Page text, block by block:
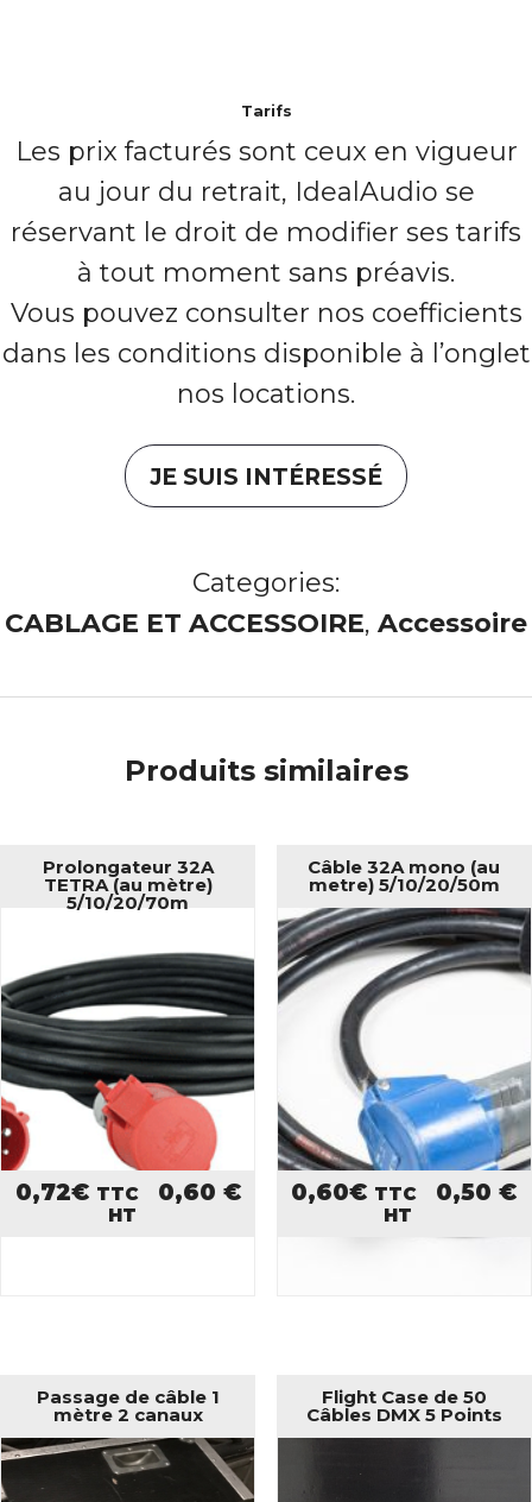
Tarifs
Les prix facturés sont ceux en vigueur
au jour du retrait, IdealAudio se
réservant le droit de modifier ses tarifs
à tout moment sans préavis.
Vous pouvez consulter nos coefficients
dans les conditions disponible à l’onglet
nos locations.
JE SUIS INTÉRESSÉ
Categories:
CABLAGE ET ACCESSOIRE, Accessoire
Produits similaires
Prolongateur 32A
TETRA (au mètre)
5/10/20/70m
0,72€ TTC 0,60 €
HT
Câble 32A mono (au
metre) 5/10/20/50m
0,60€ TTC 0,50€
HT
Passage de câble 1
mètre 2 canaux
Flight Case de 50
Câbles DMX 5 Points